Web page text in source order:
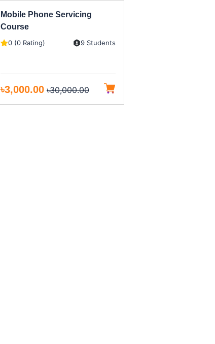
Mobile Phone Servicing
Course
0 (0 Rating) 9 Students
৳3,000.00 ৳30,000.00